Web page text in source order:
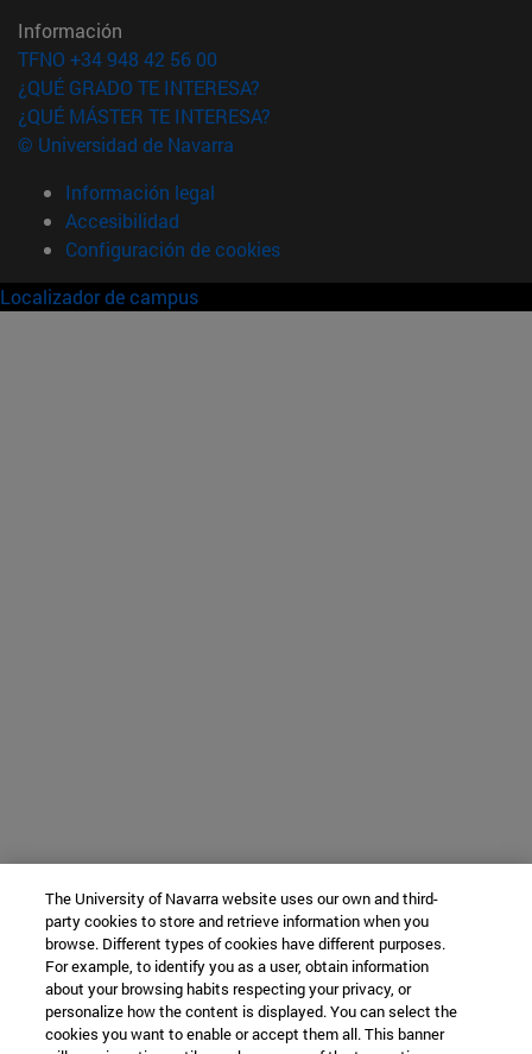
Información
TFNO +34 948 42 56 00
¿QUÉ GRADO TE INTERESA?
¿QUÉ MÁSTER TE INTERESA?
© Universidad de Navarra
Información legal
Accesibilidad
Configuración de cookies
Localizador de campus
The University of Navarra website uses our own and third-
party cookies to store and retrieve information when you
browse. Different types of cookies have different purposes.
For example, to identify you as a user, obtain information
about your browsing habits respecting your privacy, or
personalize how the content is displayed. You can select the
cookies you want to enable or accept them all. This banner